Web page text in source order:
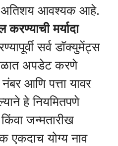
अतिशय आवश्यक आहे.
मर्यादा
सर्व डॉक्युमेंट्स
अपडेट करणे
आणि पत्ता यावर
हे नियमितपणे
जन्मतारीख
एकदाच योग्य नाव